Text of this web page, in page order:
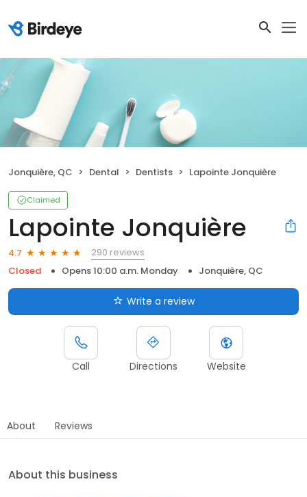
Jonquière, QC Dental Dentists Lapointe Jonquière
Claimed
Lapointe Jonquière
4.7
290 reviews
Closed
Opens 10:00 a.m. Monday Jonquière, QC
Write a review
Call Directions Website
About Reviews
About this business